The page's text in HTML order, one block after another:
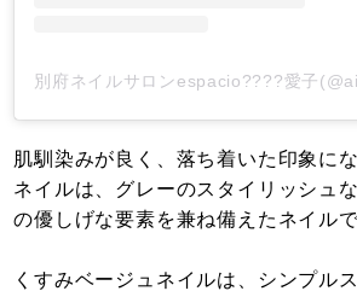
肌馴染みが良く、落ち着いた印象に
ネイルは、グレーのスタイリッシュ
の優しげな要素を兼ね備えたネイルで
くすみベージュネイルは、シンプル